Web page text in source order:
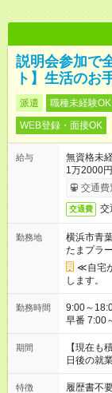
説明会参加で
ト】生活のお
派遣 職種未経験OK
WEB登録・面接OK
給与
無資格未
1万2000
交通費
交通費 交
勤務地
横浜市青
たまプラ
≪自宅
します。
勤務時間
9:00～18:00（休憩60分
早番 7:00～
い」 「余
たくない」
の方へ 今
の勤務時
期間
【現在
日後の就
特徴 履歴書不